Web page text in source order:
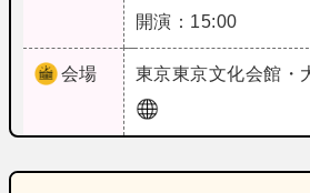
開演：15:00
会場 東京東京文化会館・